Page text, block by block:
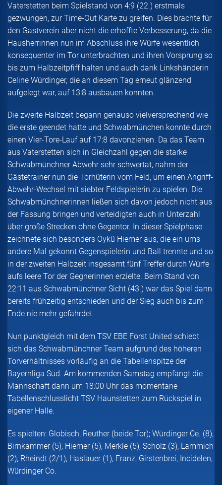
Vaterstetten beim Spielstand von 4:9 (22.) erstmals
gezwungen, zur Time-Out Karte zu greifen. Dies brachte für
den Gastverein aber nicht die erhoffte Verbesserung, da die
Hausherrinnen nun im Abschluss ihre Würfe wesentlich
konsequenter im Tor unterbrachten und ihren Vorsprung so
bis zum Halbzeitpfiff halten und auch dank Linkshänderin
Celine Würdinger, die an diesem Tag erneut glänzend
aufgelegt war, auf 13:8 ausbauen konnten.
Die zweite Halbzeit begann genauso vielversprechend wie
die erste geendet hatte und Schwabmünchen konnte durch
einen Vier-Tore-Lauf auf 17:8 davonziehen. Da das Team
aus Vaterstetten sich in Gleichzahl gegen die starke
Schwabmünchner Abwehr sehr schwertat, nahm der
Gästetrainer nun die Torhüterin vom Feld, um einen Angriff-
Abwehr-Wechsel mit siebter Feldspielerin zu spielen. Die
Schwabmünchnerinnen ließen sich davon jedoch nicht aus
der Fassung bringen und verteidigten auch in Unterzahl
über große Strecken ohne Gegentor. In dieser Spielphase
zeichnete sich besonders Öykü Hiemer aus, die ein ums
andere Mal gekonnt Gegenspielerin und Ball trennte und so
in der zweiten Halbzeit insgesamt fünf Treffer durch Würfe
aufs leere Tor der Gegnerinnen erzielte. Beim Stand von
22:11 aus Schwabmünchner Sicht (43.) war das Spiel dann
bereits frühzeitig entschieden und der Sieg auch bis zum
Ende nie mehr gefährdet.
Nun punktgleich mit dem TSV EBE Forst United schiebt
sich das Schwabmünchner Team aufgrund des höheren
Torverhältnisses vorläufig an die Tabellenspitze der
Bayernliga Süd. Am kommenden Samstag empfängt die
Mannschaft dann um 18:00 Uhr das momentane
Tabellenschlusslicht TSV Haunstetten zum Rückspiel in
eigener Halle.
Es spielten: Globisch, Reuther (beide Tor); Würdinger Ce. (8),
Birnkammer (5), Hiemer (5), Merkle (5), Scholz (3), Lammich
(2), Rheindt (2/1), Haslauer (1), Franz, Girstenbrei, Incidelen,
Würdinger Co.